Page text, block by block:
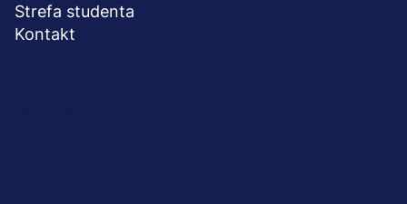
Strefa studenta
Kontakt